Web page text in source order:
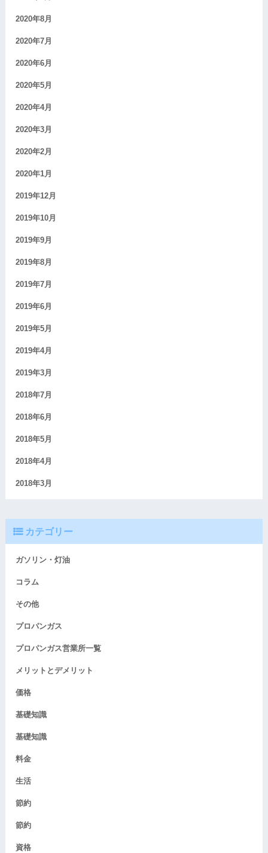
2020年8月
2020年7月
2020年6月
2020年5月
2020年4月
2020年3月
2020年2月
2020年1月
2019年12月
2019年10月
2019年9月
2019年8月
2019年7月
2019年6月
2019年5月
2019年4月
2019年3月
2018年7月
2018年6月
2018年5月
2018年4月
2018年3月
カテゴリー
ガソリン・灯油
コラム
その他
プロパンガス
プロパンガス営業所一覧
メリットとデメリット
価格
基礎知識
基礎知識
料金
生活
節約
節約
資格